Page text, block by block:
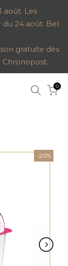
août. Les
24 août. Bel
gratuite dès
Chronopost.
0
-20%